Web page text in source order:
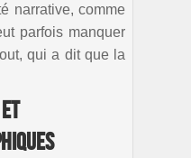
narrative, comme
parfois manquer
qui a dit que la